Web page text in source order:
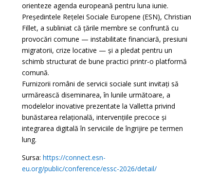
orienteze agenda europeană pentru luna iunie.
Președintele Rețelei Sociale Europene (ESN), Christian
Fillet, a subliniat că țările membre se confruntă cu
provocări comune — instabilitate financiară, presiuni
migratorii, crize locative — și a pledat pentru un
schimb structurat de bune practici printr-o platformă
comună.
Furnizorii români de servicii sociale sunt invitați să
urmărească diseminarea, în lunile următoare, a
modelelor inovative prezentate la Valletta privind
bunăstarea relațională, intervențiile precoce și
integrarea digitală în serviciile de îngrijire pe termen
lung.
Sursa: https://connect.esn-
eu.org/public/conference/essc-2026/detail/